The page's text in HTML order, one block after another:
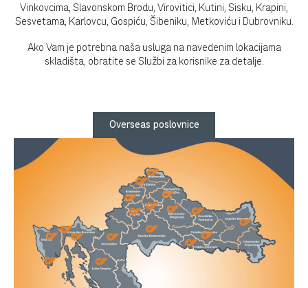
Vinkovcima, Slavonskom Brodu, Virovitici, Kutini, Sisku, Krapini,
Sesvetama, Karlovcu, Gospiću, Šibeniku, Metkoviću i Dubrovniku.
Ako Vam je potrebna naša usluga na navedenim lokacijama
skladišta, obratite se Službi za korisnike za detalje.
Overseas poslovnice